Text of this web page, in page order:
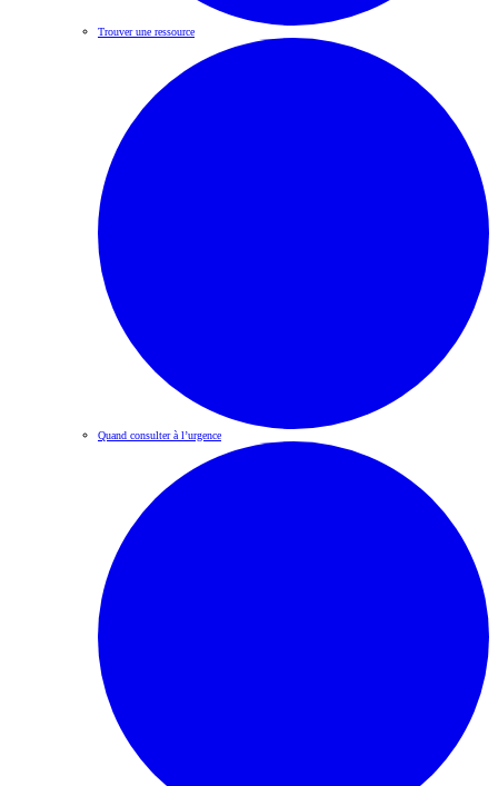
Trouver une ressource
Quand consulter à l’urgence